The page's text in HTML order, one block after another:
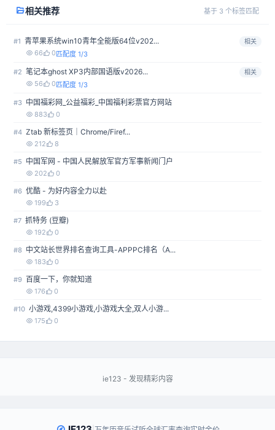
相关推荐 基于 3 个标签匹配
#1 青苹果系统win10青年全能版64位v202... 相关
66 0匹配度 1/3
#2 笔记本ghost XP3内部国语版v2026... 相关
56 0匹配度 1/3
#3 中国福彩网_公益福彩_中国福利彩票官方网站
883 0
#4 Ztab 新标签页｜Chrome/Firef...
212 8
#5 中国军网 - 中国人民解放军官方军事新闻门户
202 0
#6 优酷 - 为好内容全力以赴
199 3
#7 抓特务 (豆瓣)
192 0
#8 中文站长世界排名查询工具-APPPC排名（A...
183 0
#9 百度一下，你就知道
176 0
#10 小游戏,4399小游戏,小游戏大全,双人小游...
175 0
ie123 - 发现精彩内容